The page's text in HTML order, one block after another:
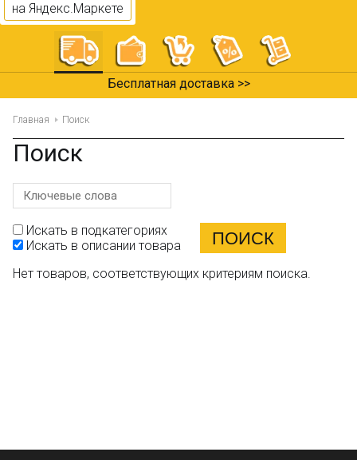
Бесплатная доставка >>
Главная Поиск
Поиск
Искать в подкатегориях
Искать в описании товара
Нет товаров, соответствующих критериям поиска.